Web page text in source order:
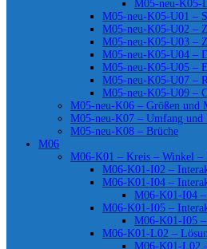
M05-neu-K05-
M05-neu-K05-U01 –
M05-neu-K05-U02 –
M05-neu-K05-U03 –
M05-neu-K05-U04 –
M05-neu-K05-U05 –
M05-neu-K05-U07 –
M05-neu-K05-U09 –
M05-neu-K06 – Größen und
M05-neu-K07 – Umfang und
M05-neu-K08 – Brüche
M06
M06-K01 – Kreis – Winkel –
M06-K01-I02 –
M06-K01-I04 –
M06-K01-I04
M06-K01-I05 –
M06-K01-I05 –
M06-K01-L02 –
M06-K01-L02